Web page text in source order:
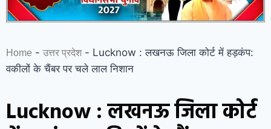
Home - उत्तर प्रदेश- Lucknow : लखनऊ जिला कोर्ट में हड़कंप:
वकीलों के चैंबर पर चले लाल निशान
Lucknow : लखनऊ जिला कोर्ट